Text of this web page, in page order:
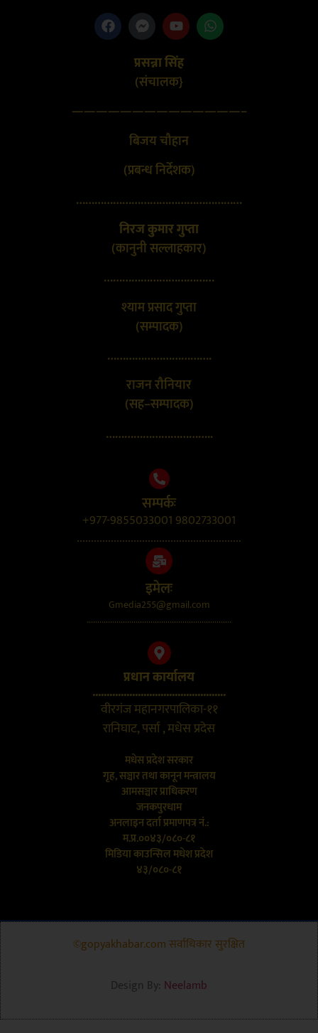
प्रसन्ना सिंह
(संचालक}
——————————————–
बिजय चौहान
(प्रबन्ध निर्देशक)
………………………………………………
निरज कुमार गुप्ता
(कानुनी सल्लाहकार)
………………………………
श्याम प्रसाद गुप्ता
(सम्पादक)
…………………………….
राजन रौनियार
(सह–सम्पादक)
……………………………..
सम्पर्कः
+977-9855033001 9802733001
..........................................................
इमेलः
Gmedia255@gmail.com
....................................................................
प्रधान कार्यालय
...............................................
वीरगंज महानगरपालिका-११
रानिघाट, पर्सा , मधेस प्रदेस
मधेस प्रदेश सरकार
गृह, सञ्चार तथा कानून मन्त्रालय
आमसञ्चार प्राधिकरण
जनकपुरधाम
अनलाइन दर्ता प्रमाणपत्र नं.:
म.प्र.००४३/०८०-८१
मिडिया काउन्सिल मधेश प्रदेश
४३/०८०-८१
©gopyakhabar.com सर्वाधिकार सुरक्षित
Design By: Neelamb